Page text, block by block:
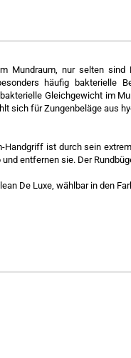
Mundraum, nur selten sind
häufig bakterielle
Gleichgewicht im
sich für Zungenbeläge aus
ist durch sein
entfernen sie. Der
De Luxe, wählbar in den